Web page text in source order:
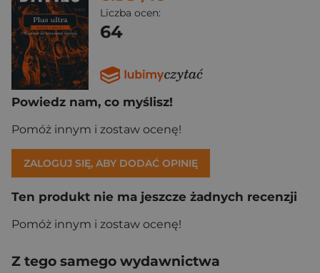
Liczba ocen:
64
Powiedz nam, co myślisz!
Pomóż innym i zostaw ocenę!
ZALOGUJ SIĘ, ABY DODAĆ OPINIĘ
Ten produkt nie ma jeszcze żadnych recenzji
Pomóż innym i zostaw ocenę!
Z tego samego wydawnictwa